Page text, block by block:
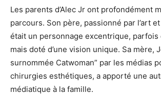
Les parents d’Alec Jr ont profondément
parcours. Son père, passionné par l’art
était un personnage excentrique, parfois
mais doté d’une vision unique. Sa mère,
surnommée Catwoman” par les médias
chirurgies esthétiques, a apporté une
médiatique à la famille.